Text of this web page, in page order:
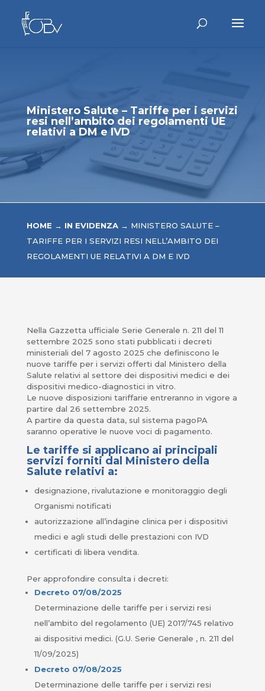
Ministero Salute – Tariffe per i servizi
resi nell’ambito dei regolamenti UE
relativi a DM e IVD
HOME → IN EVIDENZA→ MINISTERO SALUTE –
TARIFFE PER I SERVIZI RESI NELL’AMBITO DEI
REGOLAMENTI UE RELATIVI A DM E IVD
Nella Gazzetta ufficiale Serie Generale n. 211 del 11
settembre 2025 sono stati pubblicati i decreti
ministeriali del 7 agosto 2025 che definiscono le
nuove tariffe per i servizi offerti dal Ministero della
Salute relativi al settore dei dispositivi medici e dei
dispositivi medico-diagnostici in vitro.
Le nuove disposizioni tariffarie entreranno in vigore a
partire dal 26 settembre 2025.
A partire da questa data, sul sistema pagoPA
saranno operative le nuove voci di pagamento.
Le tariffe si applicano ai principali
servizi forniti dal Ministero della
Salute relativi a:
designazione, rivalutazione e monitoraggio degli
Organismi notificati
autorizzazione all’indagine clinica per i dispositivi
medici e agli studi delle prestazioni con IVD
certificati di libera vendita.
Per approfondire consulta i decreti:
Decreto 07/08/2025
Determinazione delle tariffe per i servizi resi
nell’ambito del regolamento (UE) 2017/745 relativo
ai dispositivi medici. (G.U. Serie Generale , n. 211 del
11/09/2025)
Decreto 07/08/2025
Determinazione delle tariffe per i servizi resi